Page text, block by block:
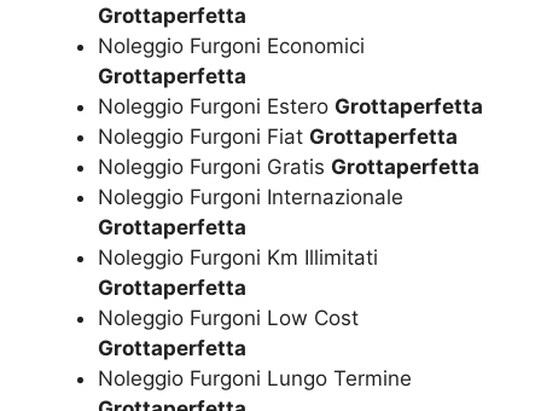
Grottaperfetta
Noleggio Furgoni Economici
Grottaperfetta
Noleggio Furgoni Estero Grottaperfetta
Noleggio Furgoni Fiat Grottaperfetta
Noleggio Furgoni Gratis Grottaperfetta
Noleggio Furgoni Internazionale
Grottaperfetta
Noleggio Furgoni Km Illimitati
Grottaperfetta
Noleggio Furgoni Low Cost
Grottaperfetta
Noleggio Furgoni Lungo Termine